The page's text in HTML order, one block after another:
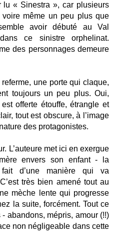
lu « Sinestra », car plusieurs
même un peu plus que
avoir débuté au Val
ce sinistre orphelinat.
des personnages demeure
une porte qui claque,
toujours un peu plus. Oui,
offerte étouffe, étrangle et
tout est obscure, à l’image
des protagonistes.
L’auteure met ici en exergue
envers son enfant - la
d’une manière qui va
très bien amené tout au
mèche lente qui progresse
la suite, forcément. Tout ce
abandons, mépris, amour (!!)
non négligeable dans cette